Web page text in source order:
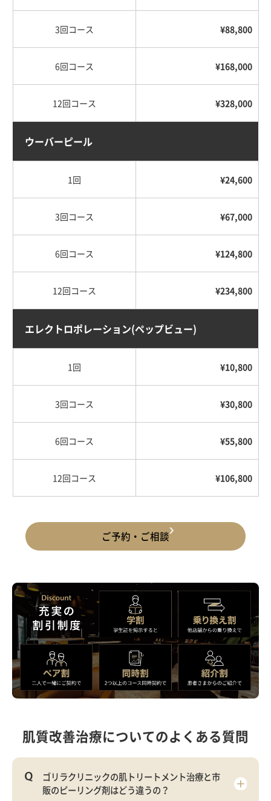
3回コース ¥88,800
6回コース ¥168,000
12回コース ¥328,000
ウーバーピール
1回 ¥24,600
3回コース ¥67,000
6回コース ¥124,800
12回コース ¥234,800
エレクトロポレーション(ペップビュー)
1回 ¥10,800
3回コース ¥30,800
6回コース ¥55,800
12回コース ¥106,800
ご予約・ご相談
肌質改善治療についてのよくある質問
ゴリラクリニックの肌トリートメント治療と市
販のピーリング剤はどう違うの？